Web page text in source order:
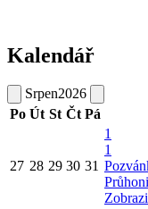
Kalendář
Srpen2026
Po Út St Čt Pá
27 28 29 30 31
1
1